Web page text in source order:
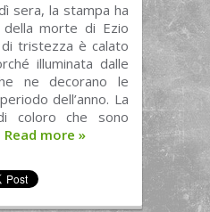
sera, la stampa ha
morte di Ezio
tristezza è calato
illuminata dalle
ne decorano le
dell’anno. La
coloro che sono
Read more »